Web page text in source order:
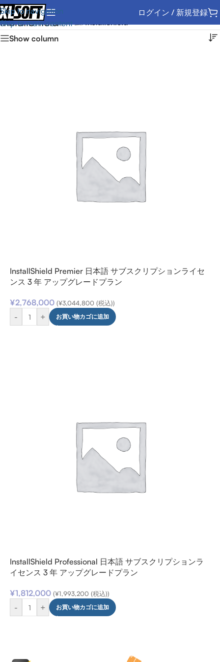
Skip to navigation
Skip to main content
ログイン / 新規登録
InstallShield ホーム
Show column
InstallShield Premier 日本語 サブスクリプションライセ
ンス 3 年 アップグレードプラン
¥2,768,000 (¥3,044,800 (税込))
- + お買い物カゴに追加
InstallShield Professional 日本語 サブスクリプションラ
イセンス 3 年 アップグレードプラン
¥1,812,000 (¥1,993,200 (税込))
- + お買い物カゴに追加